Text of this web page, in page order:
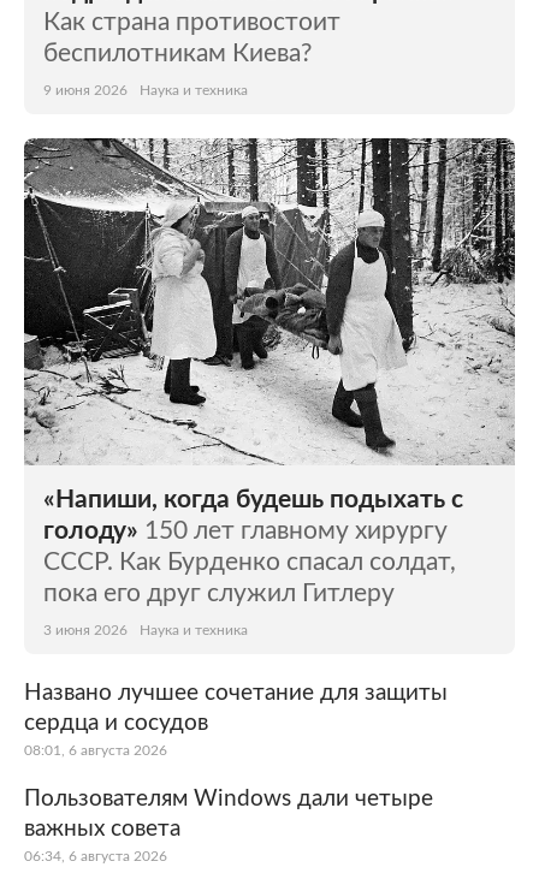
Как страна противостоит
беспилотникам Киева?
9 июня 2026 Наука и техника
«Напиши, когда будешь подыхать с
голоду» 150 лет главному хирургу
СССР. Как Бурденко спасал солдат,
пока его друг служил Гитлеру
3 июня 2026 Наука и техника
Названо лучшее сочетание для защиты
сердца и сосудов
08:01, 6 августа 2026
Пользователям Windows дали четыре
важных совета
06:34, 6 августа 2026